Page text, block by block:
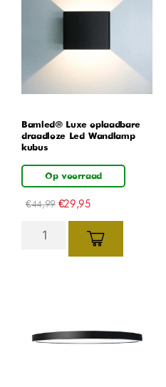
Bamled® Luxe oplaadbare
draadloze Led Wandlamp
kubus
Op voorraad
€44,99 €29,95